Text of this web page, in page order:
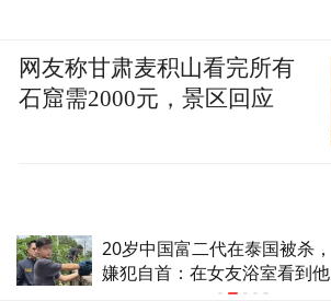
20岁中国富二代在泰国被杀，
嫌犯自首：在女友浴室看到他
网友称甘肃麦积山看完所有
石窟需2000元，景区回应